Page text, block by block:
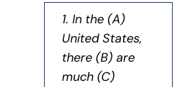
1. In the (A)
United States,
there (B) are
much (C)